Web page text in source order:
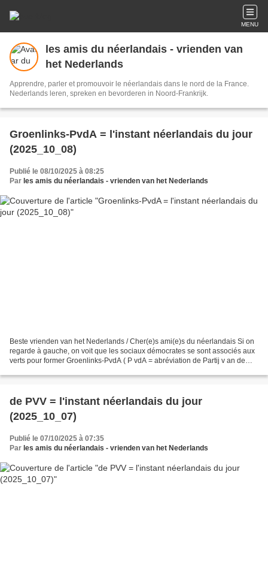
MENU
les amis du néerlandais - vrienden van
het Nederlands
Apprendre, parler et promouvoir le néerlandais dans le nord de la France.
Nederlands leren, spreken en bevorderen in Noord-Frankrijk.
Groenlinks-PvdA = l'instant néerlandais du jour
(2025_10_08)
Publié le 08/10/2025 à 08:25
Par les amis du néerlandais - vrienden van het Nederlands
Beste vrienden van het Nederlands / Cher(e)s ami(e)s du néerlandais Si on
regarde à gauche, on voit que les sociaux démocrates se sont associés aux
verts pour former Groenlinks-PvdA ( P vdA = abréviation de Partij v an de
de PVV = l'instant néerlandais du jour
(2025_10_07)
Publié le 07/10/2025 à 07:35
Par les amis du néerlandais - vrienden van het Nederlands